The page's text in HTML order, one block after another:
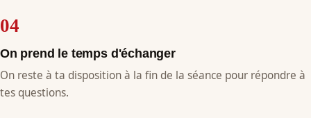
On prend le temps d'échanger
On reste à ta disposition à la fin de la séance pour répondre à
tes questions.